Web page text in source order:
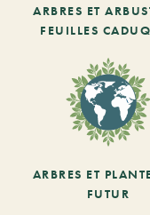
ARBRES ET
FEUILLES
ARBRES ET
FUTUR